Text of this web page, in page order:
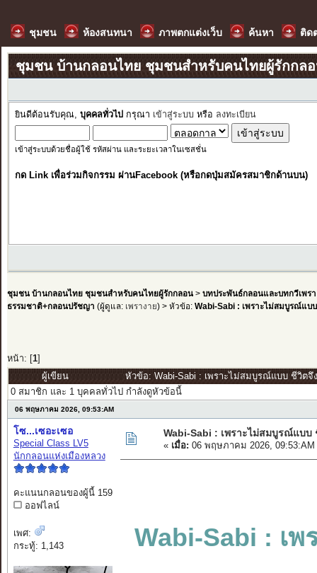
ชุมชน ห้องสนทนา ภาพตกแต่งเว็บ ค้นหา ติด
ชุมชน บ้านกลอนไทย ชุมชนสำหรับคนไทยผู้รักกล
ยินดีต้อนรับคุณ, บุคคลทั่วไป กรุณา เข้าสู่ระบบ หรือ ลงทะเบียน
เข้าสู่ระบบด้วยชื่อผู้ใช้ รหัสผ่าน และระยะเวลาในเซสชั่น
กด Link เพื่อร่วมกิจกรรม ผ่านFacebook (หรือกดปุ่มสมัครสมาชิกด้านบน)
ชุมชน บ้านกลอนไทย ชุมชนสำหรับคนไทยผู้รักกลอน> บทประพันธ์กลอนและบทกวีเพรา
ธรรมชาติ+กลอนปรัชญา (ผู้ดูแล: เพรางาย) > หัวข้อ: Wabi-Sabi : เพราะไม่สมบูรณ์แบ
หน้า: [ 1]
ผู้เขียน
หัวข้อ: Wabi-Sabi : เพราะไม่สมบูรณ์แบบ ชีวิตจึ
0 สมาชิก และ 1 บุคคลทั่วไป กำลังดูหัวข้อนี้
06 พฤษภาคม 2026, 09:53:AM
โซ...เซอะเซอ
Special Class LV5
นักกลอนแห่งเมืองหลวง
คะแนนกลอนของผู้นี้ 159
ออฟไลน์
เพศ:
กระทู้: 1,143
Wabi-Sabi : เพราะไม่สมบูรณ์แบบ
« เมื่อ: 06 พฤษภาคม 2026, 09:53:AM
Wabi-Sabi : เ